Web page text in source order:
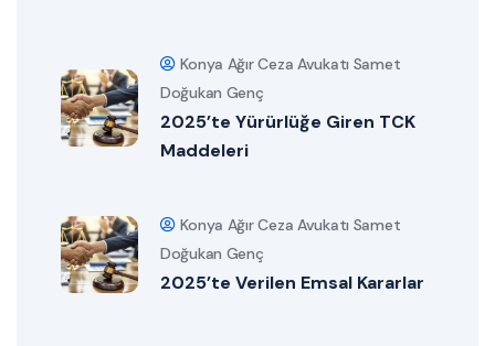
Konya Ağır Ceza Avukatı Samet
Doğukan Genç
2025’te Yürürlüğe Giren TCK
Maddeleri
Konya Ağır Ceza Avukatı Samet
Doğukan Genç
2025’te Verilen Emsal Kararlar